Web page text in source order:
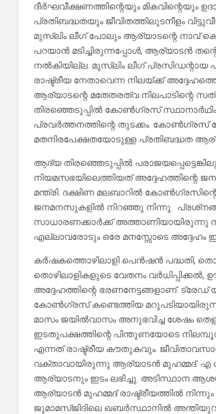
ദീര്‍ഘവീക്ഷണത്തിന്റെയും മികവിന്റെയും
പ്രതിബദ്ധതയും ജീവിതത്തിലുടനീളം
മുസ്ലിം ലീഗ് പോലും ആര്യാടന്റെ നാവ്
പറയാന്‍ മടിച്ചിരുന്നപ്പോള്‍, ആര്യാടന്‍
നല്‍കിയില്ല. മുസ്‌ലിം ലീഗ് പ്രസിഡന്റായ
രാഷ്ട്രീയ നേതാവെന്ന നിലയ്ക്ക്
ആര്യാടന്റെ മതേതരത്വ
തിരഞ്ഞെടുപ്പില്‍ കോണ്‍ഗ്രസ്
പ്രവര്‍ത്തനത്തിന്റെ തുടക്കം. കോണ്‍ഗ്രസ്
മതനിരപേക്ഷതയോടുള്ള പ്രതിബദ്ധത
ആദ്യ തിരഞ്ഞെടുപ്പില്‍
നിയമസഭയിലെത്തിയത്
മന്ത്രി. ദക്ഷിണ മലബാറില്‍
ജനമനസുകളില്‍ നിറഞ്ഞു നിന്നു.
സാധാരണക്കാര്‍ക്ക് അത്താണിയായിരുന്നു
എല്ലാവരോടും ഒരേ മനസ്സോടെ അദ്ദേഹം
കര്‍ഷകത്തൊഴിലാളി പെന്‍ഷന്‍ പദ്ധതി,
തൊഴിലാളികളുടെ വേതനം
അദ്ദേഹത്തിന്റെ ഭരണനേട്ടങ്ങളാണ്.
കോണ്‍ഗ്രസ് കണ്ടെത്തിയ
മാസം ജയില്‍വാസം അനുഭവിച്ച ശേഷം
ഇടതുപക്ഷത്തിന്റെ പിന്തുണയോടെ
എന്നത് രാഷ്ട്രീയ കൗതുകവും.
വക്താവായിരുന്നു ആര്യാടന്‍ മുഹമ്മദ്. എ
ആര്യാടനും ഇടം ലഭിച്ചു. അടിസ്ഥാന
ആര്യാടന്‍ മുഹമ്മദ് രാഷ്ട്രീയത്തില്‍ നിന്നും
ജുമാമസ്ജിദിലെ ഖബര്‍സ്ഥാനില്‍